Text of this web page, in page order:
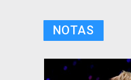
NOTAS